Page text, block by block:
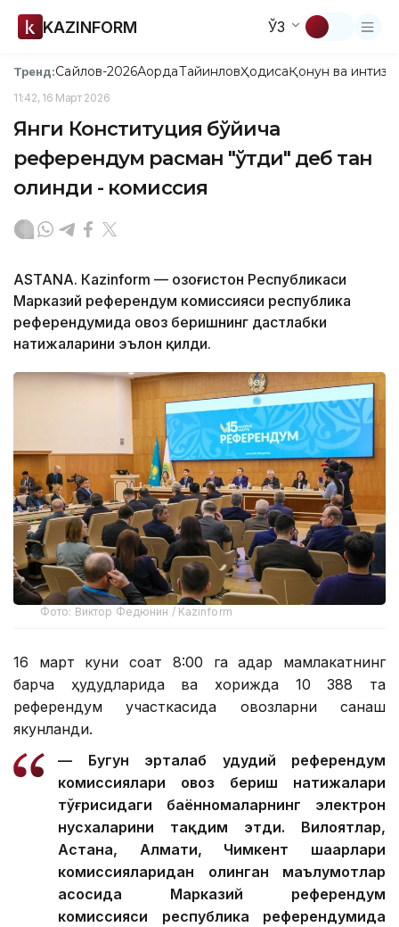
KAZINFORM ЎЗ
Тренд:Сайлов-2026АқордаТайинловҲодисаҚонун ва
11:42, 16 Март 2026
Янги Конституция бўйича
референдум расман "ўтди" деб тан
олинди - комиссия
ASTANА. Кazinform — Қозоғистон Республикаси
Марказий референдум комиссияси республика
референдумида овоз беришнинг дастлабки
натижаларини эълон қилди.
Фото: Виктор Федюнин / Kazinform
16 март куни соат 8:00 га қадар мамлакатнинг
барча ҳудудларида ва хорижда 10 388 та
референдум участкасида овозларни санаш
якунланди.
— Бугун эрталаб ҳудудий референдум
комиссиялари овоз бериш натижалари
тўғрисидаги баённомаларнинг электрон
нусхаларини тақдим этди. Вилоятлар,
Астана, Алмати, Чимкент шаҳарлари
комиссияларидан олинган маълумотлар
асосида Марказий референдум
комиссияси республика референдумида